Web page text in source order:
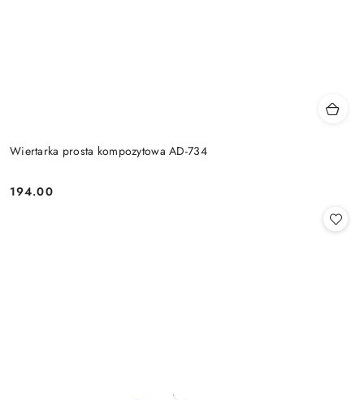
Wiertarka prosta kompozytowa AD-734
Cena:
194.00